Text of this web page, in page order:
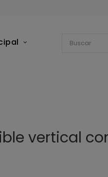
vertical